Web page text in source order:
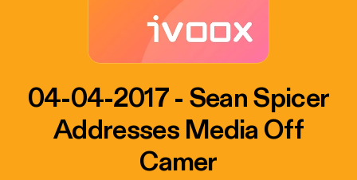
04-04-2017 - Sean Spicer
Addresses Media Off
Camer